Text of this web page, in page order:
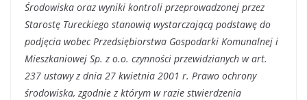
Środowiska oraz wyniki kontroli przeprowadzonej przez
Starostę Tureckiego stanowią wystarczającą podstawę do
podjęcia wobec Przedsiębiorstwa Gospodarki Komunalnej i
Mieszkaniowej Sp. z o.o. czynności przewidzianych w art.
237 ustawy z dnia 27 kwietnia 2001 r. Prawo ochrony
środowiska, zgodnie z którym w razie stwierdzenia